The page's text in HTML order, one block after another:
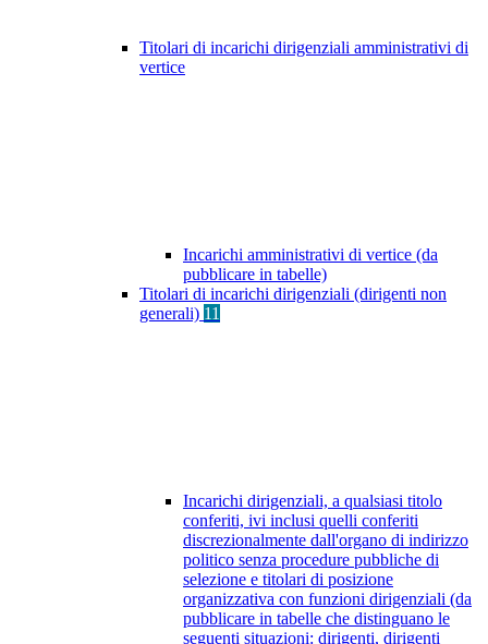
Titolari di incarichi dirigenziali amministrativi di
vertice
Incarichi amministrativi di vertice (da
pubblicare in tabelle)
Titolari di incarichi dirigenziali (dirigenti non
generali) 11
Incarichi dirigenziali, a qualsiasi titolo
conferiti, ivi inclusi quelli conferiti
discrezionalmente dall'organo di indirizzo
politico senza procedure pubbliche di
selezione e titolari di posizione
organizzativa con funzioni dirigenziali (da
pubblicare in tabelle che distinguano le
seguenti situazioni: dirigenti, dirigenti